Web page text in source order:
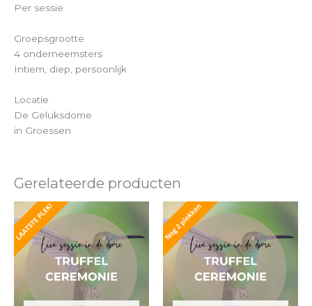
Per sessie
Groepsgrootte
4 onderneemsters
Intiem, diep, persoonlijk
Locatie
De Geluksdome
in Groessen
Gerelateerde producten